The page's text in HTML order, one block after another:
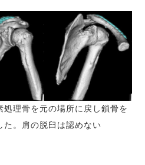
理骨を元の場所に戻し鎖骨を
た。肩の脱臼は認めない